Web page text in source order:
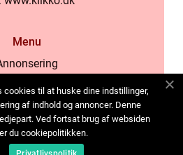
Menu
Cookies
oss
Sitemap
cookies til at huske dine indstillinger,
af indhold og annoncer. Denne
Ved fortsat brug af websiden
du cookiepolitikken.